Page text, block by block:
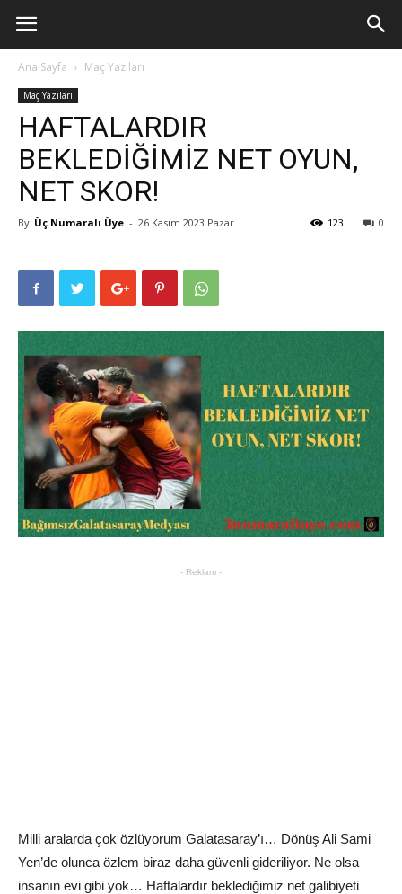
Ana Sayfa Maç Yazıları
Maç Yazıları
HAFTALARDIR
BEKLEDİĞİMİZ NET OYUN,
NET SKOR!
By Üç Numaralı Üye - 26 Kasım 2023 Pazar 0
123
- Reklam -
Milli aralarda çok özlüyorum Galatasaray’ı… Dönüş Ali Sami
Yen’de olunca özlem biraz daha güvenli gideriliyor. Ne olsa
insanın evi gibi yok… Haftalardır beklediğimiz net galibiyeti